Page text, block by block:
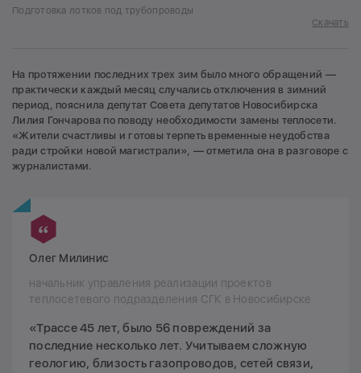
Подготовка лотков под трубопроводы
Скачать
На протяжении последних трех зим было много обращений —
практически каждый месяц случались отключения в зимний
период, пояснила депутат Совета депутатов Новосибирска
Лилия Гончарова по поводу необходимости замены теплосети.
«Жители счастливы и готовы терпеть временные неудобства
ради стройки новой магистрали», — отметила она в разговоре с
журналистами.
Олег Милинис
начальник управления реализации проектов
теплосетевого подразделения СГК в Новосибирске
«Трассе 45 лет, было 56 повреждений за
последние несколько лет. Учитываем сложную
геологию, близость газопроводов, сетей связи,